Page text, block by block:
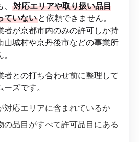
対応エリアや取り扱い品目
ていない と依頼できません。
者が京都市内のみの許可しか持
山城村や京丹後市などの事業所
者との打ち合わせ前に整理して
ズです。
対応エリアに含まれているか
の品目がすべて許可品目にある